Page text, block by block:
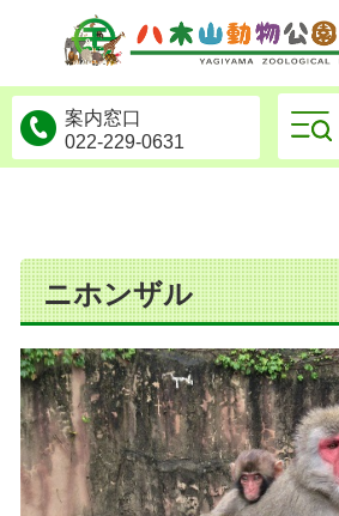
公園フジサキの杜
案内窓口
022-229-0631
ニホンザル